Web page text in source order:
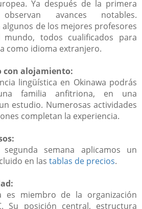
Ya después de la primera
avances notables.
algunos de los mejores profesores
todos cualificados para
como idioma extranjero.
con alojamiento:
lingüística en Okinawa podrás
familia anfitriona, en una
estudio. Numerosas actividades
completan la experiencia.
semana aplicamos un
en las tablas de precios.
es miembro de la organización
Su posición central, estructura